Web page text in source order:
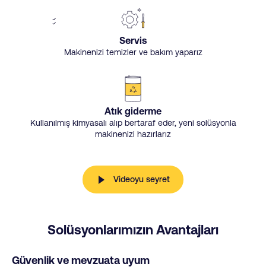
Servis
Makinenizi temizler ve bakım yaparız
Atık giderme
Kullanılmış kimyasalı alıp bertaraf eder, yeni solüsyonla
makinenizi hazırlarız
Videoyu seyret
Solüsyonlarımızın Avantajları
Güvenlik ve mevzuata uyum